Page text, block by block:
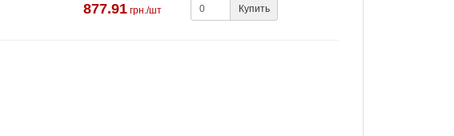
877.91 грн./шт Купить